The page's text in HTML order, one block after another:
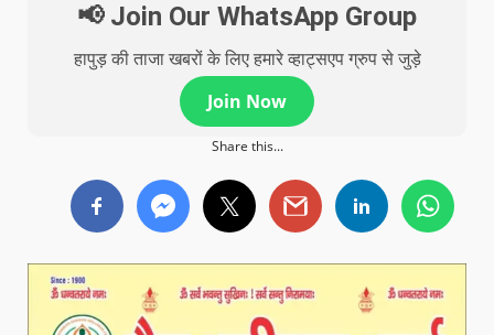
📢 Join Our WhatsApp Group
हापुड़ की ताजा खबरों के लिए हमारे व्हाट्सएप ग्रुप से जुड़े
Join Now
Share this...